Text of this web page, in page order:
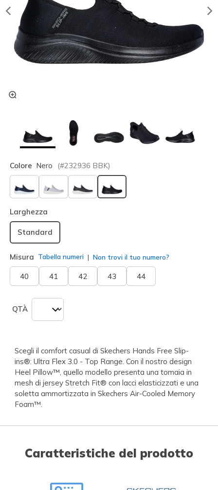
Colore Nero (#232936 BBK)
selezionato
Larghezza
Standard
Misura Tabella numeri Non trovi il tuo numero?
40 41 42 43 44
QTÀ
Scegli il comfort casual di Skechers Hands Free Slip-
ins®: Ultra Flex 3.0 - Top Range. Con il nostro design
Heel Pillow™, quello modello presenta una tomaia in
mesh di jersey Stretch Fit® con lacci elasticizzati e una
soletta ammortizzata in Skechers Air-Cooled Memory
Foam™.
Caratteristiche del prodotto